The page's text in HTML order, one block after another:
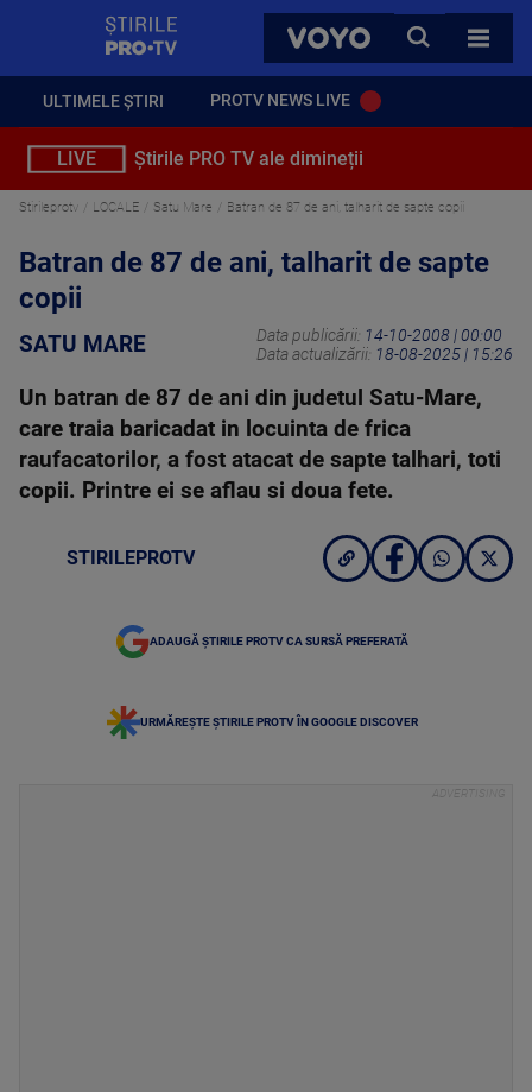
VOYO
CAUTA
TOATE
ULTIMELE ȘTIRI PROTV NEWS LIVE
LIVE Știrile PRO TV ale dimineții
Stirileprotv LOCALE Satu Mare Batran de 87 de ani, talharit de sapte copii
Batran de 87 de ani, talharit de sapte
copii
SATU MARE Data publicării: 14-10-2008 | 00:00
Data actualizării: 18-08-2025 | 15:26
Un batran de 87 de ani din judetul Satu-Mare,
care traia baricadat in locuinta de frica
raufacatorilor, a fost atacat de sapte talhari, toti
copii. Printre ei se aflau si doua fete.
STIRILEPROTV
ADAUGĂ ȘTIRILE PROTV CA SURSĂ PREFERATĂ
URMĂREȘTE ȘTIRILE PROTV ÎN GOOGLE DISCOVER